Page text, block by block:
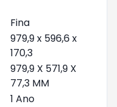
Fina
979,9 x 596,6 x
170,3
979,9 X 571,9 X
77,3 MM
1 Ano